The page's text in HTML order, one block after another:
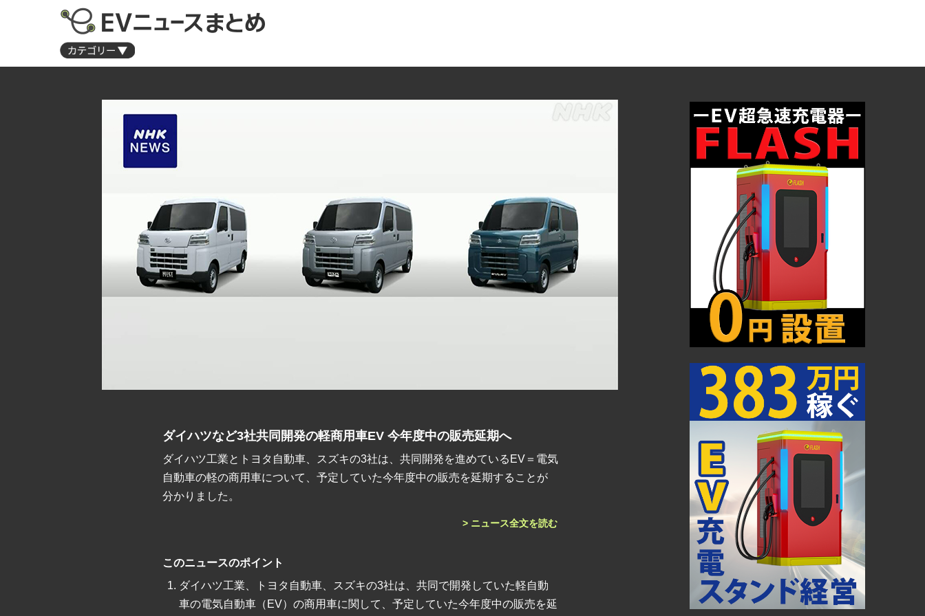
ダイハツなど3社共同開発の軽商用車EV 今年度中の販売延期へ
ダイハツ工業とトヨタ自動車、スズキの3社は、共同開発を進めているEV＝電気
自動車の軽の商用車について、予定していた今年度中の販売を延期することが
分かりました。
> ニュース全文を読む
このニュースのポイント
ダイハツ工業、トヨタ自動車、スズキの3社は、共同で開発していた軽自動
車の電気自動車（EV）の商用車に関して、予定していた今年度中の販売を延